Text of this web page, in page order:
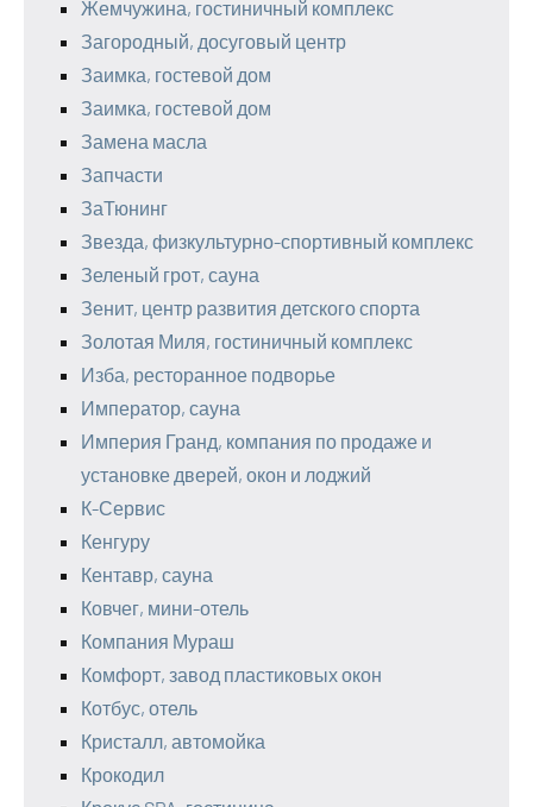
Жемчужина, гостиничный комплекс
Загородный, досуговый центр
Заимка, гостевой дом
Заимка, гостевой дом
Замена масла
Запчасти
ЗаТюнинг
Звезда, физкультурно-спортивный комплекс
Зеленый грот, сауна
Зенит, центр развития детского спорта
Золотая Миля, гостиничный комплекс
Изба, ресторанное подворье
Император, сауна
Империя Гранд, компания по продаже и
установке дверей, окон и лоджий
К-Сервис
Кенгуру
Кентавр, сауна
Ковчег, мини-отель
Компания Мураш
Комфорт, завод пластиковых окон
Котбус, отель
Кристалл, автомойка
Крокодил